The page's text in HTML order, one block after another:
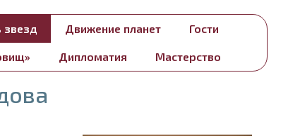
Движение планет Гости
Дипломатия Мастерство